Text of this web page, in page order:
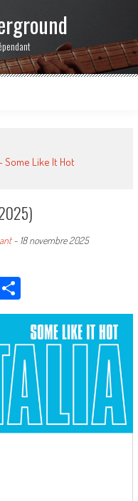
Some Like It Hot
- 18 novembre 2025
Partager